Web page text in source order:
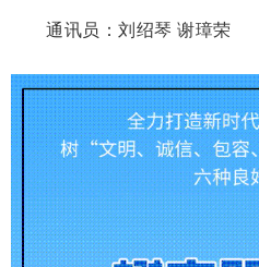
通讯员：刘绍琴 谢璋荣